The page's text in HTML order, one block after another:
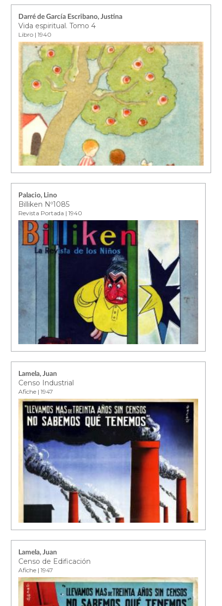
Darré de García Escribano, Justina
Vida espiritual. Tomo 4
Libro | 1940
Palacio, Lino
Billiken Nº1085
Revista Portada | 1940
Lamela, Juan
Censo Industrial
Afiche | 1947
Lamela, Juan
Censo de Edificación
Afiche | 1947